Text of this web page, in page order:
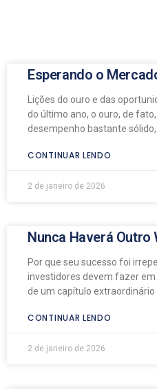
Esperando o
Lições do ouro e das
do último ano, o ouro, de
desempenho bastante
CONTINUAR LENDO
2 de janeiro de 2026
Nunca Haverá
Por que seu sucesso foi
investidores devem fazer
de um capítulo extraordinário
CONTINUAR LENDO
2 de janeiro de 2026